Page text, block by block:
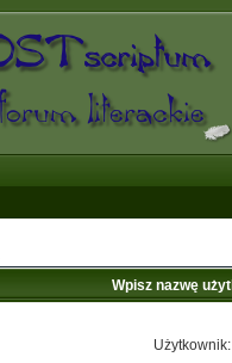
Wpisz nazwę
Użytkownik: